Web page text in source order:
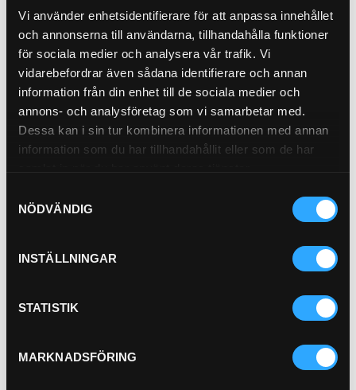
Vi använder enhetsidentifierare för att anpassa innehållet
och annonserna till användarna, tillhandahålla funktioner
för sociala medier och analysera vår trafik. Vi
vidarebefordrar även sådana identifierare och annan
information från din enhet till de sociala medier och
annons- och analysföretag som vi samarbetar med.
Dessa kan i sin tur kombinera informationen med annan
information som du har tillhandahållit eller som de har
NÖDVÄNDIG
INSTÄLLNINGAR
STATISTIK
MARKNADSFÖRING
Köp
Hyttfilter
92-8
Pris exkl. 4.00